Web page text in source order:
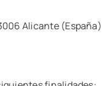
Alicante (España)